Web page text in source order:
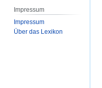
Impressum
Impressum
Über das Lexikon